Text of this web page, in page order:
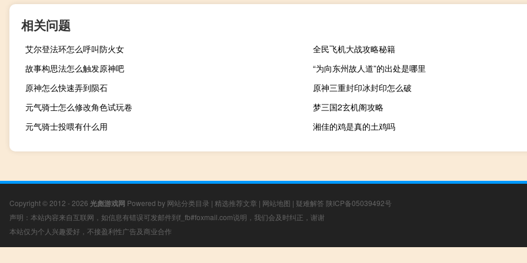
相关问题
艾尔登法环怎么呼叫防火女
全民飞机大战攻略秘籍
故事构思法怎么触发原神吧
“为向东州故人道”的出处是哪里
原神怎么快速弄到陨石
原神三重封印冰封印怎么破
元气骑士怎么修改角色试玩卷
梦三国2玄机阁攻略
元气骑士投喂有什么用
湘佳的鸡是真的土鸡吗
Copyright © 2012 - 2026 光彪游戏网 Powered by 网站分类目录 | 精选推荐文章 | 网站地图 | 疑难解答 陕ICP备05039492号
声明：本站内容来自互联网，如信息有错误可发邮件到f_fb#foxmail.com说明，我们会及时纠正，谢谢
本站仅为个人兴趣爱好，不接盈利性广告及商业合作